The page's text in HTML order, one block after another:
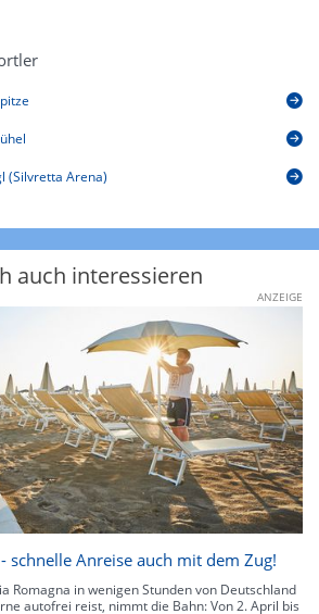
(Silvretta Arena)
auch interessieren
ANZEIGE
schnelle Anreise auch mit dem Zug!
Romagna in wenigen Stunden von Deutschland
autofrei reist, nimmt die Bahn: Von 2. April bis